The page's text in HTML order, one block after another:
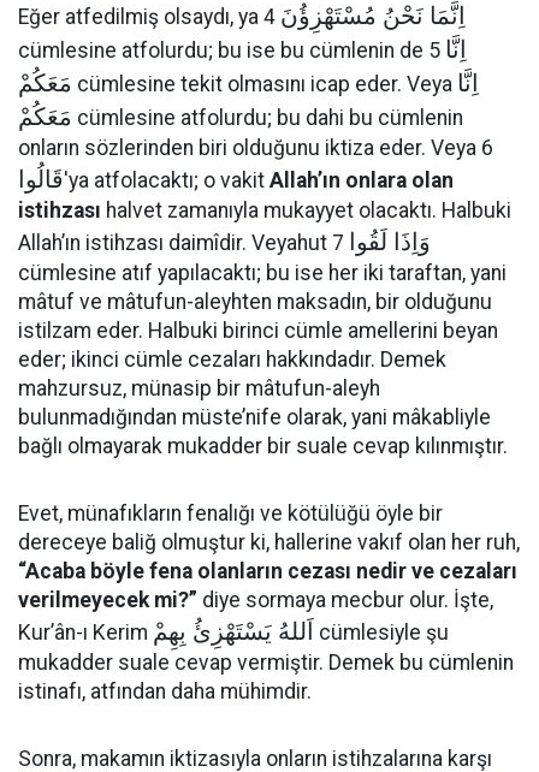
Eğer atfedilmiş olsaydı, ya 4 اِنَّمَا نَحْنُ مُسْتَهْزِؤُنَ
cümlesine atfolurdu; bu ise bu cümlenin de 5 اِنَّا
مَعَكُمْ cümlesine tekit olmasını icap eder. Veya اِنَّا
مَعَكُمْ cümlesine atfolurdu; bu dahi bu cümlenin
onların sözlerinden biri olduğunu iktiza eder. Veya 6
قَالُوا'ya atfolacaktı; o vakit Allah’ın onlara olan
istihzası halvet zamanıyla mukayyet olacaktı. Halbuki
Allah’ın istihzası daimîdir. Veyahut 7 وَاِذَا لَقُوا
cümlesine atıf yapılacaktı; bu ise her iki taraftan, yani
mâtuf ve mâtufun-aleyhten maksadın, bir olduğunu
istilzam eder. Halbuki birinci cümle amellerini beyan
eder; ikinci cümle cezaları hakkındadır. Demek
mahzursuz, münasip bir mâtufun-aleyh
bulunmadığından müste’nife olarak, yani mâkabliyle
bağlı olmayarak mukadder bir suale cevap kılınmıştır.
Evet, münafıkların fenalığı ve kötülüğü öyle bir
dereceye baliğ olmuştur ki, hallerine vakıf olan her ruh,
“Acaba böyle fena olanların cezası nedir ve cezaları
verilmeyecek mi?” diye sormaya mecbur olur. İşte,
Kur’ân-ı Kerim اَللهُ يَسْتَهْزِئُ بِهِمْ cümlesiyle şu
mukadder suale cevap vermiştir. Demek bu cümlenin
istinafı, atfından daha mühimdir.
Sonra, makamın iktizasıyla onların istihzalarına karşı